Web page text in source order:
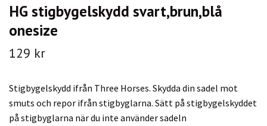
HG stigbygelskydd svart,brun,blå
onesize
129 kr
Stigbygelskydd ifrån Three Horses. Skydda din sadel mot
smuts och repor ifrån stigbyglarna. Sätt på stigbygelskyddet
på stigbyglarna när du inte använder sadeln